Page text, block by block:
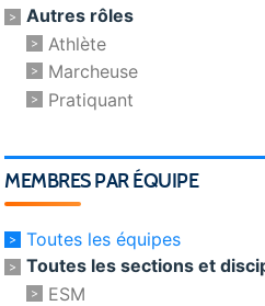
Autres rôles
Athlète
Marcheuse
Pratiquant
MEMBRES PAR ÉQUIPE
Toutes les équipes
Toutes les sections et
ESM